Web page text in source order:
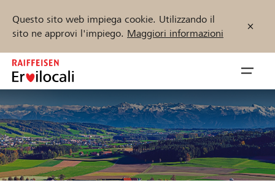
Questo sito web impiega cookie. Utilizzando il
sito ne approvi l'impiego. Maggiori informazioni
Zum
Inhalt
springen
öffnen
Trova progetti e organizzazioni
Inizia ora